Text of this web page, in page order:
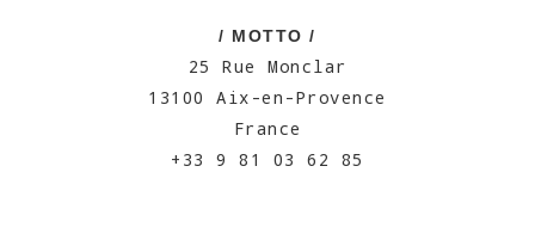
/ MOTTO /
25 Rue Monclar
13100 Aix-en-Provence
France
+33 9 81 03 62 85